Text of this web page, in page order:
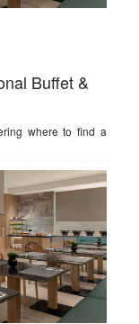
Buffet &
where to find a